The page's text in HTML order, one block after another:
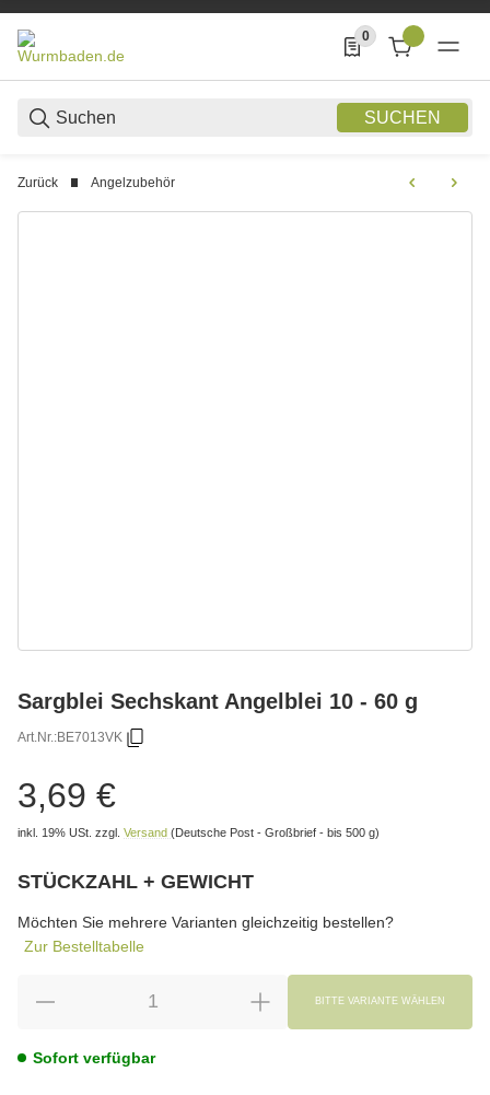
SUCHEN
0
0 Produkte in der
Zurück Angelzubehör
Sargblei Sechskant Angelblei 10 - 60 g
Art.Nr.:BE7013VK
3,69 €
inkl. 19% USt. zzgl. Versand (Deutsche Post - Großbrief - bis 500 g)
STÜCKZAHL + GEWICHT
Möchten Sie mehrere Varianten gleichzeitig bestellen?
Zur Bestelltabelle
BITTE VARIANTE WÄHLEN
Sofort verfügbar